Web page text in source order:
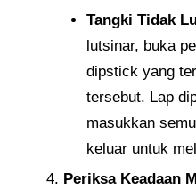
Tangki Tidak
lutsinar, buka
dipstick yang
tersebut. Lap
masukkan
keluar untuk
Periksa Keadaan